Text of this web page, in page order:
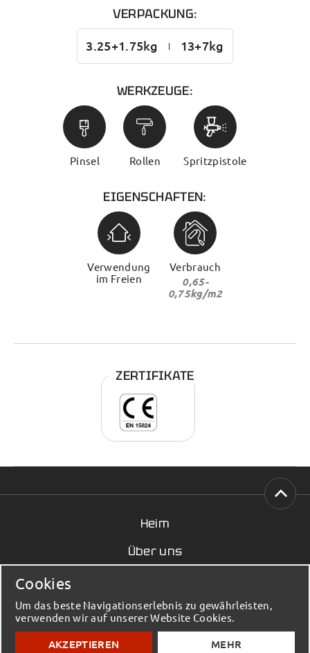
Cookies
Um das beste Navigationserlebnis zu gewährleisten,
verwenden wir auf unserer Website Cookies.
AKZEPTIEREN MEHR
VERPACKUNG:
3.25+1.75kg 13+7kg
WERKZEUGE:
Pinsel Rollen Spritzpistole
EIGENSCHAFTEN:
Verwendung
im Freien
Verbrauch
0,65-
0,75kg/m2
ZERTIFIKATE
Heim
Über uns
Kontakt
© 2023 - 2026 Elmenko / Baumaterialien - Alle